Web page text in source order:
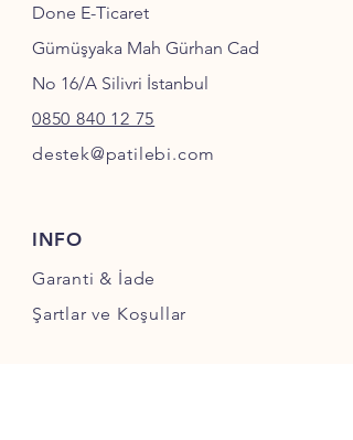
Done E-Ticaret
Gümüşyaka Mah Gürhan Cad
No 16/A Silivri İstanbul
0850 840 12 75
destek@patilebi.com
INFO
Garanti & İade
Şartlar ve Koşullar